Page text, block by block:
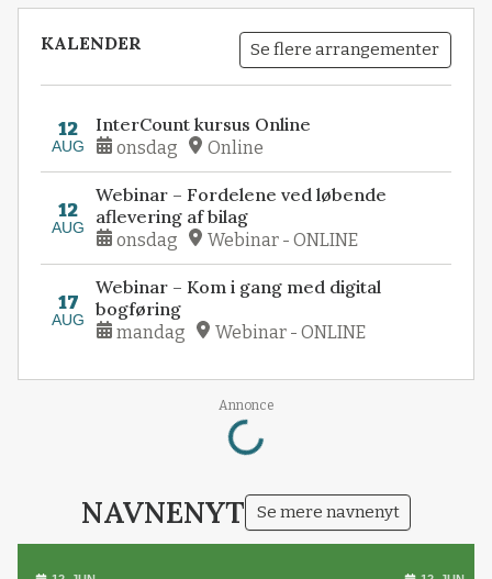
KALENDER Se flere arrangementer
12
AUG
InterCount kursus Online
onsdag Online
12
AUG
Webinar – Fordelene ved løbende
aflevering af bilag
onsdag Webinar - ONLINE
17
AUG
Webinar – Kom i gang med digital
bogføring
mandag Webinar - ONLINE
Annonce
Loading...
NAVNENYT Se mere navnenyt